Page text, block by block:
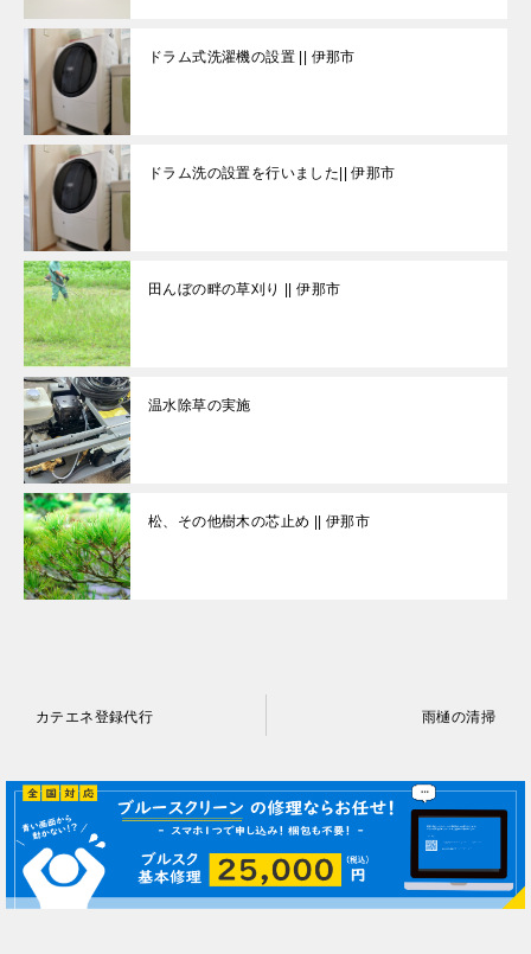
ドラム式洗濯機の設置 || 伊那市
ドラム洗の設置を行いました|| 伊那市
田んぼの畔の草刈り || 伊那市
温水除草の実施
松、その他樹木の芯止め || 伊那市
ナ
ビ
ゲ
ー
カテエネ登録代行 雨樋の清掃